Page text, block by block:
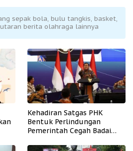
sepak bola, bulu tangkis, basket,
berita olahraga lainnya
Kehadiran Satgas PHK
Bentuk Perlindungan
Pemerintah Cegah Badai